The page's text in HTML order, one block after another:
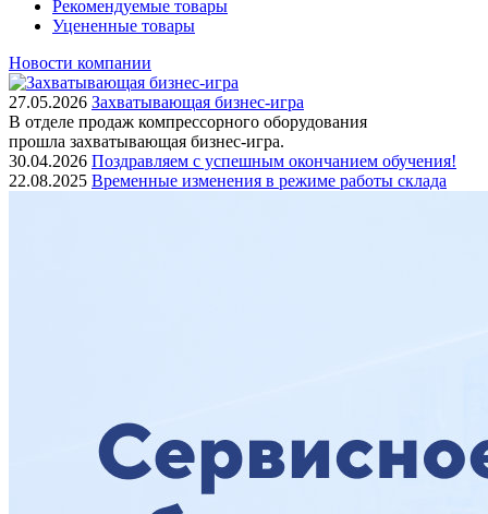
Рекомендуемые товары
Уцененные товары
Новости компании
27.05.2026 Захватывающая бизнес-игра
В отделе продаж компрессорного оборудования
прошла захватывающая бизнес-игра.
30.04.2026 Поздравляем с успешным окончанием обучения!
22.08.2025 Временные изменения в режиме работы склада